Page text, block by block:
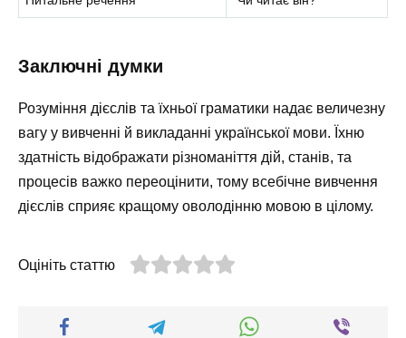
Заключні думки
Розуміння дієслів та їхньої граматики надає величезну
вагу у вивченні й викладанні української мови. Їхню
здатність відображати різноманіття дій, станів, та
процесів важко переоцінити, тому всебічне вивчення
дієслів сприяє кращому оволодінню мовою в цілому.
Оцініть статтю